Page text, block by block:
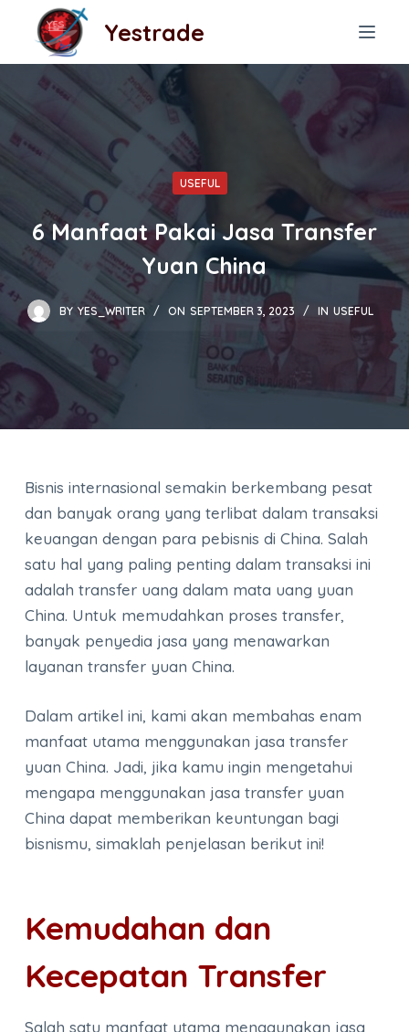
o
n
e
n
t
Yestrade
USEFUL
6 Manfaat Pakai Jasa Transfer
Yuan China
BY YES_WRITER ON SEPTEMBER 3, 2023 IN USEFUL
Bisnis internasional semakin berkembang pesat
dan banyak orang yang terlibat dalam transaksi
keuangan dengan para pebisnis di China. Salah
satu hal yang paling penting dalam transaksi ini
adalah transfer uang dalam mata uang yuan
China. Untuk memudahkan proses transfer,
banyak penyedia jasa yang menawarkan
layanan transfer yuan China.
Dalam artikel ini, kami akan membahas enam
manfaat utama menggunakan jasa transfer
yuan China. Jadi, jika kamu ingin mengetahui
mengapa menggunakan jasa transfer yuan
China dapat memberikan keuntungan bagi
bisnismu, simaklah penjelasan berikut ini!
Kemudahan dan
Kecepatan Transfer
Salah satu manfaat utama menggunakan jasa